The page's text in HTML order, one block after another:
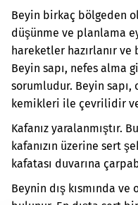
Beyin birkaç bölgeden
düşünme ve planlama
hareketler hazırlanır
Beyin sapı, nefes alma
sorumludur. Beyin sapı,
kemikleri ile çevrilidir
Kafanız yaralanmıştır.
kafanızın üzerine sert
kafatası duvarına
Beynin dış kısmında